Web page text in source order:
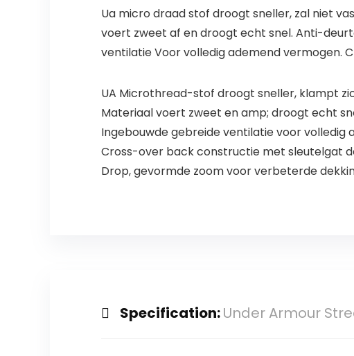
Ua micro draad stof droogt sneller, zal niet
voert zweet af en droogt echt snel. Anti-
ventilatie Voor volledig ademend vermogen.
UA Microthread-stof droogt sneller, klampt
Materiaal voert zweet en amp; droogt echt
Ingebouwde gebreide ventilatie voor volledig
Cross-over back constructie met sleutelgat
Drop, gevormde zoom voor verbeterde
Specification:Under Armour